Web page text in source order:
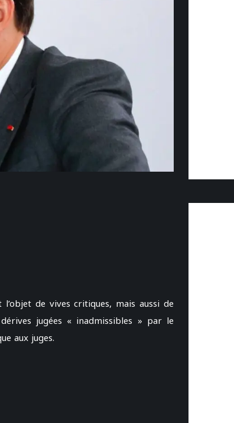
de vives critiques, mais aussi de
jugées « inadmissibles » par le
aux juges.